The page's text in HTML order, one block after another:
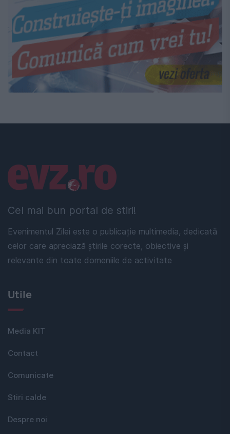
Cel mai bun portal de stiri!
Evenimentul Zilei este o publicație multimedia, dedicată
celor care apreciază știrile corecte, obiective și
relevante din toate domeniile de activitate
Linkuri utile
Utile
Media KIT
Contact
Comunicate
Stiri calde
Despre noi